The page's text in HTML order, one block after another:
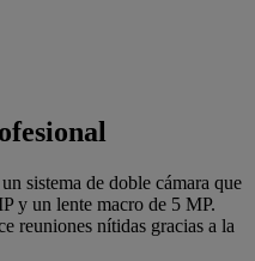
sistema de doble cámara que
y un lente macro de 5 MP.
reuniones nítidas gracias a la